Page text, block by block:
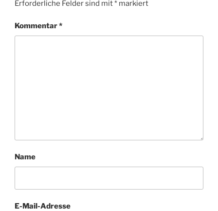
Erforderliche Felder sind mit* markiert
Kommentar*
Name
E-Mail-Adresse